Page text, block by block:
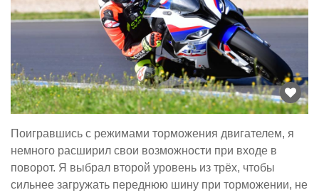
Поигравшись с режимами торможения двигателем, я
немного расширил свои возможности при входе в
поворот. Я выбрал второй уровень из трёх, чтобы
сильнее загружать переднюю шину при торможении, не